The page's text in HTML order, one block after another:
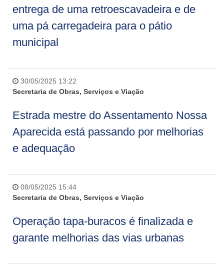
entrega de uma retroescavadeira e de
uma pá carregadeira para o pátio
municipal
30/05/2025 13:22
Secretaria de Obras, Serviços e Viação
Estrada mestre do Assentamento Nossa
Aparecida está passando por melhorias
e adequação
08/05/2025 15:44
Secretaria de Obras, Serviços e Viação
Operação tapa-buracos é finalizada e
garante melhorias das vias urbanas